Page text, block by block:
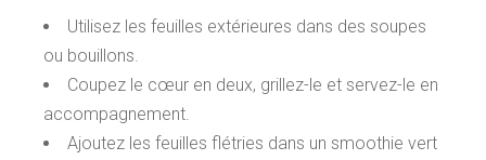
Utilisez les feuilles extérieures dans des soupes
ou bouillons.
Coupez le cœur en deux, grillez-le et servez-le en
accompagnement.
Ajoutez les feuilles flétries dans un smoothie vert